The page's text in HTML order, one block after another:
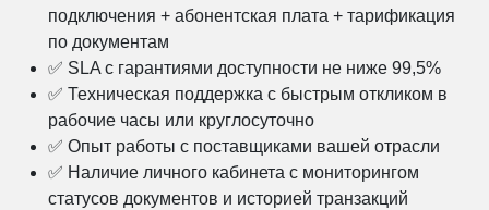
подключения + абонентская плата + тарификация
по документам
✅ SLA с гарантиями доступности не ниже 99,5%
✅ Техническая поддержка с быстрым откликом в
рабочие часы или круглосуточно
✅ Опыт работы с поставщиками вашей отрасли
✅ Наличие личного кабинета с мониторингом
статусов документов и историей транзакций